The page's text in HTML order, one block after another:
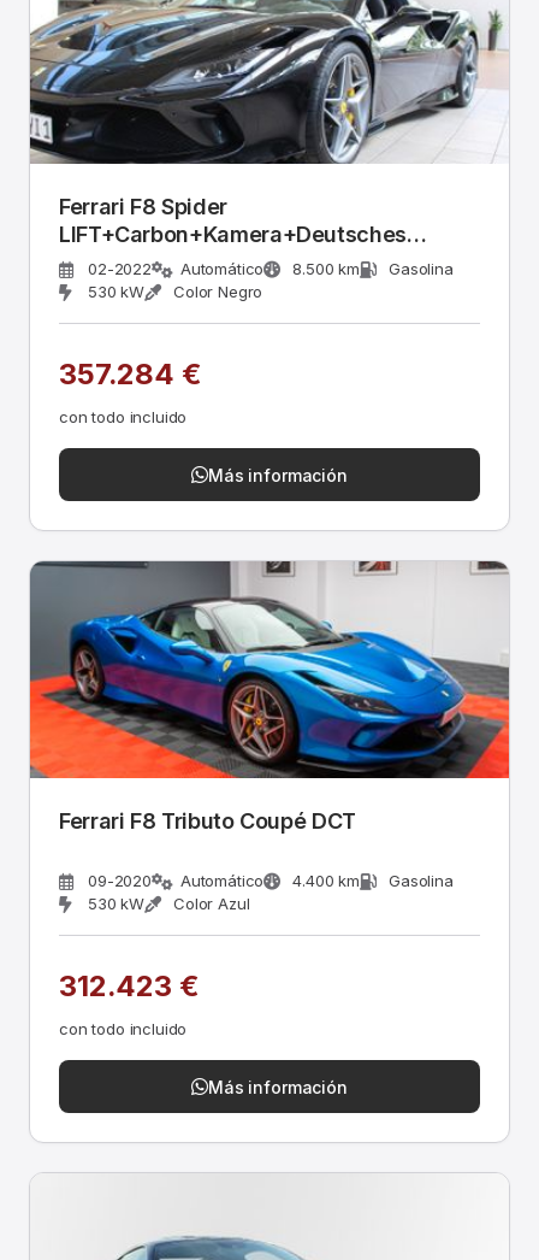
Ferrari F8 Spider
LIFT+Carbon+Kamera+Deutsches
Fahrzeug
02-2022 Automático 8.500 km
Gasolina
530 kW
Color Negro
357.284 €
con todo incluido
Más información
Ferrari F8 Tributo Coupé DCT
09-2020 Automático 4.400 km
Gasolina
530 kW
Color Azul
312.423 €
con todo incluido
Más información